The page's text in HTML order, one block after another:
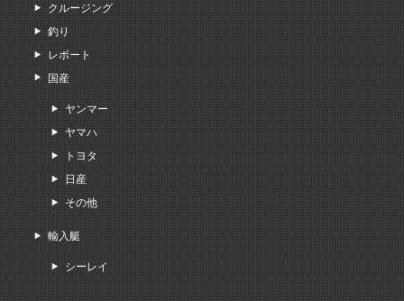
クルージング
釣り
レポート
国産
ヤンマー
ヤマハ
トヨタ
日産
その他
輸入艇
シーレイ